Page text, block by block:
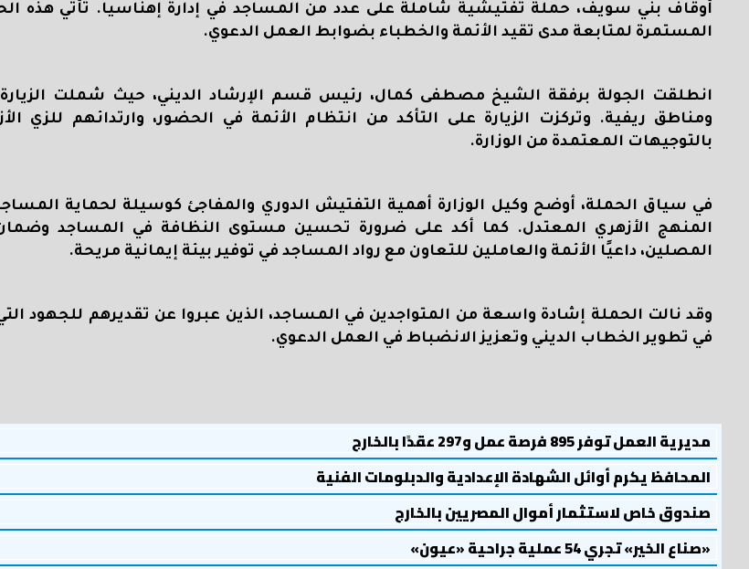
أوقاف بني سويف، حملة تفتيشية شاملة على عدد من المساجد في إدارة إهناسيا. تأتي هذه
المستمرة لمتابعة مدى تقيد الأئمة والخطباء بضوابط العمل الدعوي.
انطلقت الجولة برفقة الشيخ مصطفى كمال، رئيس قسم الإرشاد الديني، حيث شملت
ومناطق ريفية. وتركزت الزيارة على التأكد من انتظام الأئمة في الحضور، وارتدائهم للزي
بالتوجيهات المعتمدة من الوزارة.
في سياق الحملة، أوضح وكيل الوزارة أهمية التفتيش الدوري والمفاجئ كوسيلة لحماية
المنهج الأزهري المعتدل. كما أكد على ضرورة تحسين مستوى النظافة في المساجد وضمان
المصلين، داعيًا الأئمة والعاملين للتعاون مع رواد المساجد في توفير بيئة إيمانية مريحة.
وقد نالت الحملة إشادة واسعة من المتواجدين في المساجد، الذين عبروا عن تقديرهم للجهود التي
في تطوير الخطاب الديني وتعزيز الانضباط في العمل الدعوي.
مديرية العمل توفر 895 فرصة عمل و297 عقدًا بالخارج
المحافظ يكرم أوائل الشهادة الإعدادية والدبلومات الفنية
صندوق خاص لاستثمار أموال المصريين بالخارج
«صناع الخير» تجري 54 عملية جراحية «عيون»